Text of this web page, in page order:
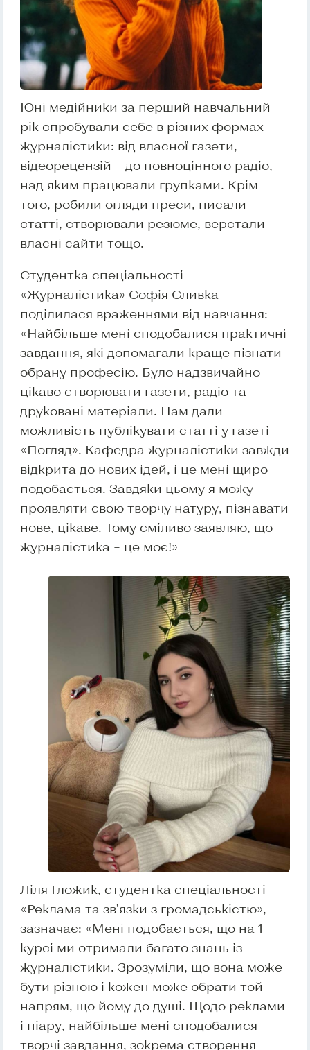
Юні медійники за перший навчальний
рік спробували себе в різних формах
журналістики: від власної газети,
відеорецензій – до повноцінного радіо,
над яким працювали групками. Крім
того, робили огляди преси, писали
статті, створювали резюме, верстали
власні сайти тощо.
Студентка спеціальності
«Журналістика» Софія Сливка
поділилася враженнями від навчання:
«Найбільше мені сподобалися практичні
завдання, які допомагали краще пізнати
обрану професію. Було надзвичайно
цікаво створювати газети, радіо та
друковані матеріали. Нам дали
можливість публікувати статті у газеті
«Погляд». Кафедра журналістики завжди
відкрита до нових ідей, і це мені щиро
подобається. Завдяки цьому я можу
проявляти свою творчу натуру, пізнавати
нове, цікаве. Тому сміливо заявляю, що
журналістика – це моє!»
Ліля Гложик, студентка спеціальності
«Реклама та зв’язки з громадськістю»,
зазначає: «Мені подобається, що на 1
курсі ми отримали багато знань із
журналістики. Зрозуміли, що вона може
бути різною і кожен може обрати той
напрям, що йому до душі. Щодо реклами
і піару, найбільше мені сподобалися
творчі завдання, зокрема створення